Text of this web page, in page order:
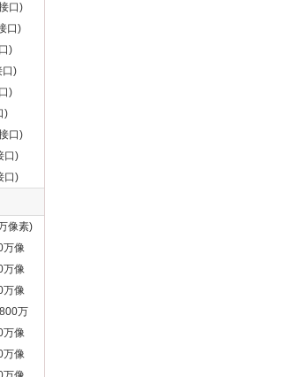
口)
口)
)
口)
)
)
口)
口)
口)
像素)
万像
万像
万像
万
万像
万像